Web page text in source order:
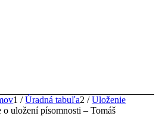
1 / Úradná tabuľa2 / Uloženie
o uložení písomnosti – Tomáš